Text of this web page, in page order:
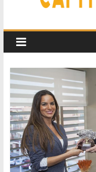
beneficios fiscales en